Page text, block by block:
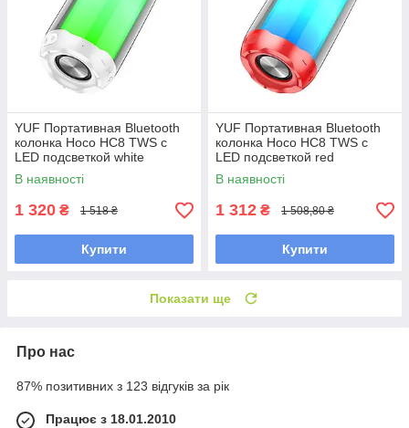
YUF Портативная Bluetooth
колонка Hoco HC8 TWS с
LED подсветкой white
В наявності
1 320 ₴ 1 518 ₴
Купити
YUF Портативная Bluetooth
колонка Hoco HC8 TWS с
LED подсветкой red
В наявності
1 312 ₴ 1 508,80 ₴
Купити
Показати ще
Про нас
87% позитивних з 123 відгуків за рік
Працює з 18.01.2010